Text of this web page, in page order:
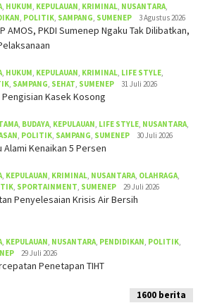
HUKUM KEPULAUAN KRIMINAL NUSANTARA
POLITIK SAMPANG SUMENEP 3 Agustus 2026
AMOS, PKDI Sumenep Ngaku Tak Dilibatkan,
HUKUM KEPULAUAN KRIMINAL LIFE STYLE
SAMPANG SEHAT SUMENEP 31 Juli 2026
Kasek Kosong
BUDAYA KEPULAUAN LIFE STYLE NUSANTARA
POLITIK SAMPANG SUMENEP 30 Juli 2026
Kenaikan 5 Persen
KEPULAUAN KRIMINAL NUSANTARA OLAHRAGA
SPORTAINMENT SUMENEP 29 Juli 2026
Penyelesaian Krisis Air Bersih
KEPULAUAN NUSANTARA PENDIDIKAN POLITIK
29 Juli 2026
Penetapan TIHT
1600 berita